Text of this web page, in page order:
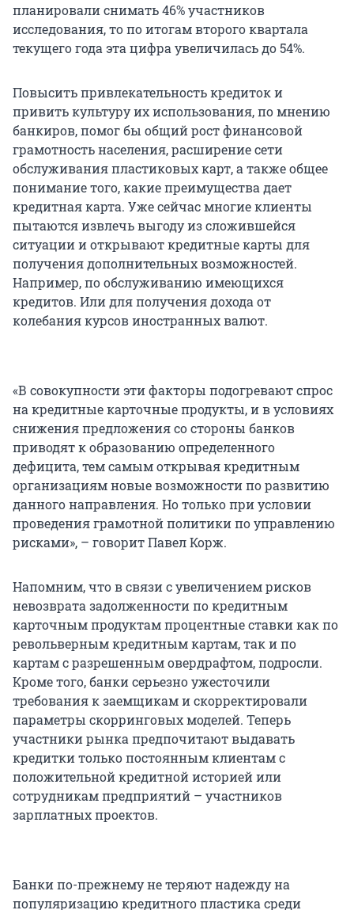
планировали снимать 46% участников
исследования, то по итогам второго квартала
текущего года эта цифра увеличилась до 54%.
Повысить привлекательность кредиток и
привить культуру их использования, по мнению
банкиров, помог бы общий рост финансовой
грамотность населения, расширение сети
обслуживания пластиковых карт, а также общее
понимание того, какие преимущества дает
кредитная карта. Уже сейчас многие клиенты
пытаются извлечь выгоду из сложившейся
ситуации и открывают кредитные карты для
получения дополнительных возможностей.
Например, по обслуживанию имеющихся
кредитов. Или для получения дохода от
колебания курсов иностранных валют.
«В совокупности эти факторы подогревают спрос
на кредитные карточные продукты, и в условиях
снижения предложения со стороны банков
приводят к образованию определенного
дефицита, тем самым открывая кредитным
организациям новые возможности по развитию
данного направления. Но только при условии
проведения грамотной политики по управлению
рисками», – говорит Павел Корж.
Напомним, что в связи с увеличением рисков
невозврата задолженности по кредитным
карточным продуктам процентные ставки как по
револьверным кредитным картам, так и по
картам с разрешенным овердрафтом, подросли.
Кроме того, банки серьезно ужесточили
требования к заемщикам и скорректировали
параметры скорринговых моделей. Теперь
участники рынка предпочитают выдавать
кредитки только постоянным клиентам с
положительной кредитной историей или
сотрудникам предприятий – участников
зарплатных проектов.
Банки по-прежнему не теряют надежду на
популяризацию кредитного пластика среди